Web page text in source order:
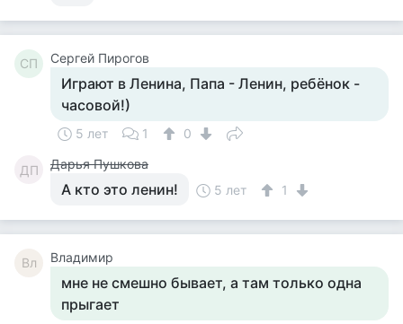
СП Сергей Пирогов
Играют в Ленина, Папа - Ленин, ребёнок -
часовой!)
5 лет 1 0
ДП Дарья Пушкова
А кто это ленин! 5 лет 1
Вл Владимир
мне не смешно бывает, а там только одна
прыгает